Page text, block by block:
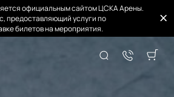
официальным сайтом ЦСКА Арены.
предоставляющий услуги по
билетов на мероприятия.